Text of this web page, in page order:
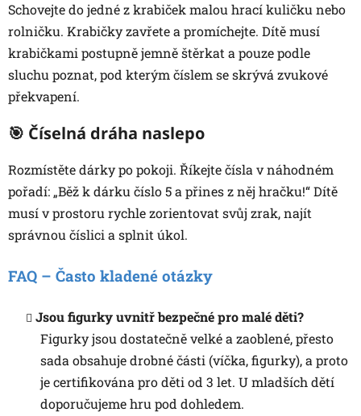
Schovejte do jedné z krabiček malou hrací kuličku nebo
rolničku. Krabičky zavřete a promíchejte. Dítě musí
krabičkami postupně jemně štěrkat a pouze podle
sluchu poznat, pod kterým číslem se skrývá zvukové
překvapení.
🎯 Číselná dráha naslepo
Rozmístěte dárky po pokoji. Říkejte čísla v náhodném
pořadí: „Běž k dárku číslo 5 a přines z něj hračku!“ Dítě
musí v prostoru rychle zorientovat svůj zrak, najít
správnou číslici a splnit úkol.
FAQ – Často kladené otázky
Jsou figurky uvnitř bezpečné pro malé děti?
Figurky jsou dostatečně velké a zaoblené, přesto
sada obsahuje drobné části (víčka, figurky), a proto
je certifikována pro děti od 3 let. U mladších dětí
doporučujeme hru pod dohledem.